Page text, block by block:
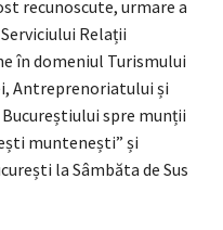
recunoscute, urmare a
Relații
în domeniul Turismului
Antreprenoriatului și
spre munții
muntenești” și
la Sâmbăta de Sus